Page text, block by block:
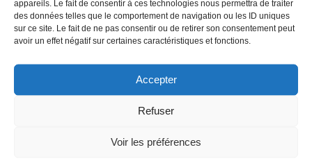
appareils. Le fait de consentir à ces technologies nous permettra de traiter
des données telles que le comportement de navigation ou les ID uniques
sur ce site. Le fait de ne pas consentir ou de retirer son consentement peut
avoir un effet négatif sur certaines caractéristiques et fonctions.
Accepter
Refuser
Voir les préférences
XS S M L XL 2XL 3XL
4XL 5XL
DE
GENOUILLÈRES
SBD
AJOUTER AU PANIER